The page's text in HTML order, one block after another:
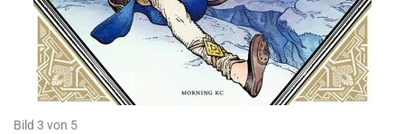
Bild 3 von 5